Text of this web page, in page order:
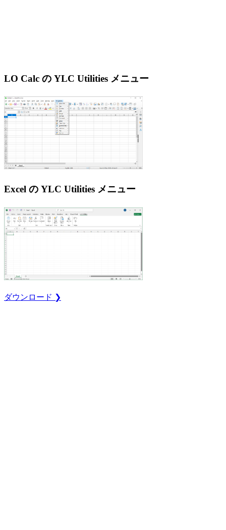
LO Calc の YLC Utilities メニュー
Excel の YLC Utilities メニュー
ダウンロード ❯